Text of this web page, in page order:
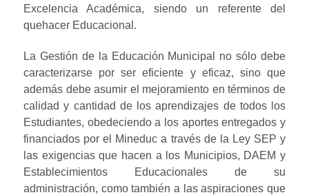
Excelencia Académica, siendo un referente del
quehacer Educacional.
La Gestión de la Educación Municipal no sólo debe
caracterizarse por ser eficiente y eficaz, sino que
además debe asumir el mejoramiento en términos de
calidad y cantidad de los aprendizajes de todos los
Estudiantes, obedeciendo a los aportes entregados y
financiados por el Mineduc a través de la Ley SEP y
las exigencias que hacen a los Municipios, DAEM y
Establecimientos Educacionales de su
administración, como también a las aspiraciones que